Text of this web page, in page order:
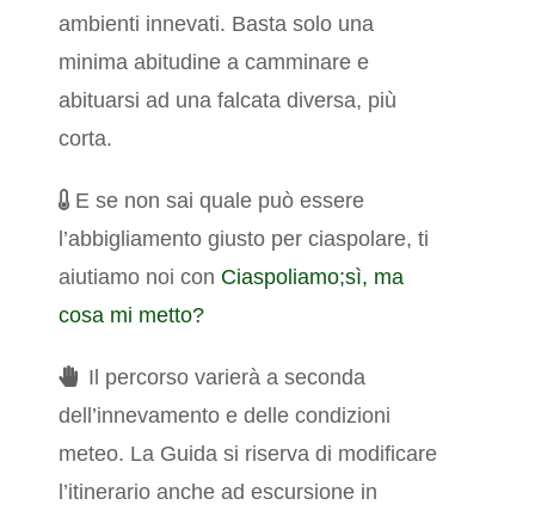
ambienti innevati. Basta solo una
minima abitudine a camminare e
abituarsi ad una falcata diversa, più
corta.
E se non sai quale può essere
l’abbigliamento giusto per ciaspolare, ti
aiutiamo noi con Ciaspoliamo;sì, ma
cosa mi metto?
Il percorso varierà a seconda
dell’innevamento e delle condizioni
meteo. La Guida si riserva di modificare
l’itinerario anche ad escursione in